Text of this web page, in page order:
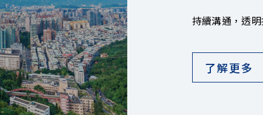
持續溝通，透
了解更多